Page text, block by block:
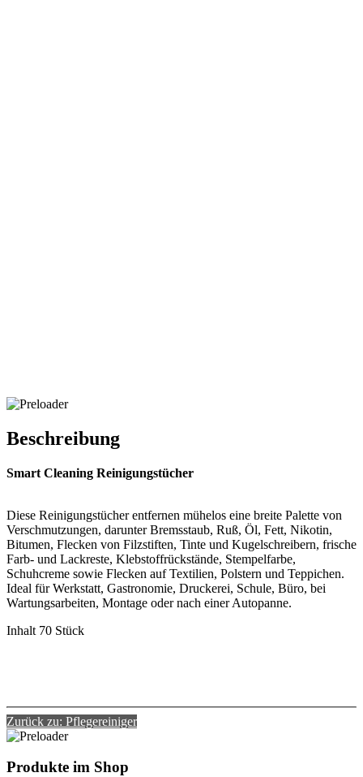
Beschreibung
Smart Cleaning Reinigungstücher
Diese Reinigungstücher entfernen mühelos eine breite Palette von
Verschmutzungen, darunter Bremsstaub, Ruß, Öl, Fett, Nikotin,
Bitumen, Flecken von Filzstiften, Tinte und Kugelschreibern, frische
Farb- und Lackreste, Klebstoffrückstände, Stempelfarbe,
Schuhcreme sowie Flecken auf Textilien, Polstern und Teppichen.
Ideal für Werkstatt, Gastronomie, Druckerei, Schule, Büro, bei
Wartungsarbeiten, Montage oder nach einer Autopanne.
Inhalt 70 Stück
Zurück zu: Pflegereiniger
Produkte im Shop